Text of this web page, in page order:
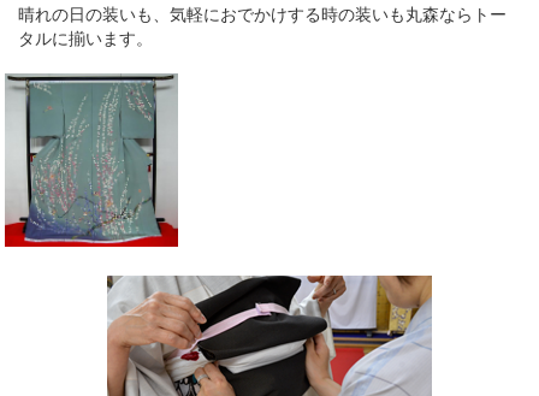
晴れの日の装いも、気軽におでかけする時の装いも丸森ならトー
タルに揃います。